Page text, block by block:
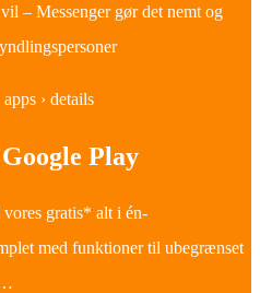
– Messenger gør det nemt og
› details
Play
gratis* alt i én-
med funktioner til ubegrænset
…